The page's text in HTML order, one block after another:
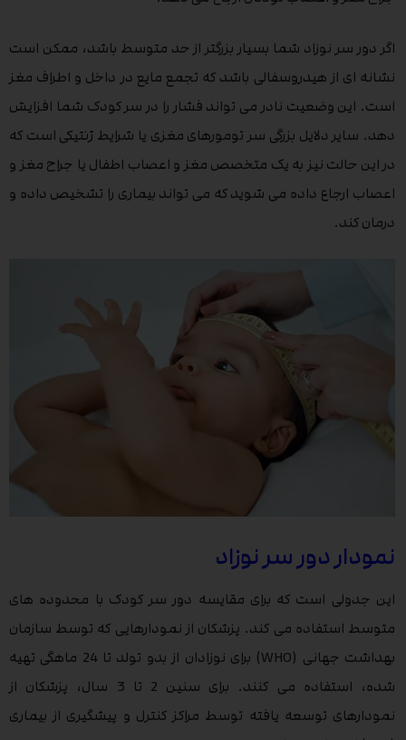
اگر دور سر نوزاد شما بسیار بزرگتر از حد متوسط باشد، ممکن است
نشانه ای از هیدروسفالی باشد که تجمع مایع در داخل و اطراف مغز
است. این وضعیت نادر می تواند فشار را در سر کودک شما افزایش
دهد. سایر دلایل بزرگی سر تومورهای مغزی یا شرایط ژنتیکی است که
در این حالت نیز به یک متخصص مغز و اعصاب اطفال یا جراح مغز و
اعصاب ارجاع داده می شوید که می تواند بیماری را تشخیص داده و
درمان کند.
نمودار دور سر نوزاد
این جدولی است که برای مقایسه دور سر کودک با محدوده های
متوسط استفاده می کند. پزشکان از نمودارهایی که توسط سازمان
بهداشت جهانی (WHO) برای نوزادان از بدو تولد تا 24 ماهگی تهیه
شده، استفاده می کنند. برای سنین 2 تا 3 سال، پزشکان از
نمودارهای توسعه یافته توسط مراکز کنترل و پیشگیری از بیماری